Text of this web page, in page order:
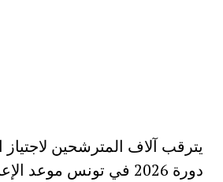
يترقب آلاف المترشحين لاجتياز
دورة 2026 في تونس